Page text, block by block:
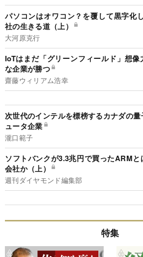
パソコンはオワコン？を覆して黒字化
社の生きる道（上）
大河原克行
IoTはまだ「グリーンフィールド」想像
な企業が勝つ
齋藤ウィリアム浩幸
次世代のインテルを標榜するカナダの
ュータ企業
瀧口範子
ソフトバンクが3.3兆円で買ったARMと
会社か（上）
週刊ダイヤモンド編集部
特集